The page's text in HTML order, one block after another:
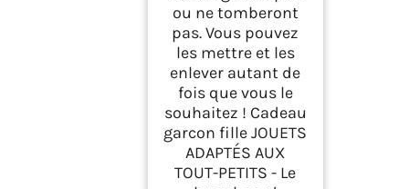
ou ne tomberont
pas. Vous pouvez
les mettre et les
enlever autant de
fois que vous le
souhaitez ! Cadeau
garcon fille JOUETS
ADAPTÉS AUX
TOUT-PETITS - Le